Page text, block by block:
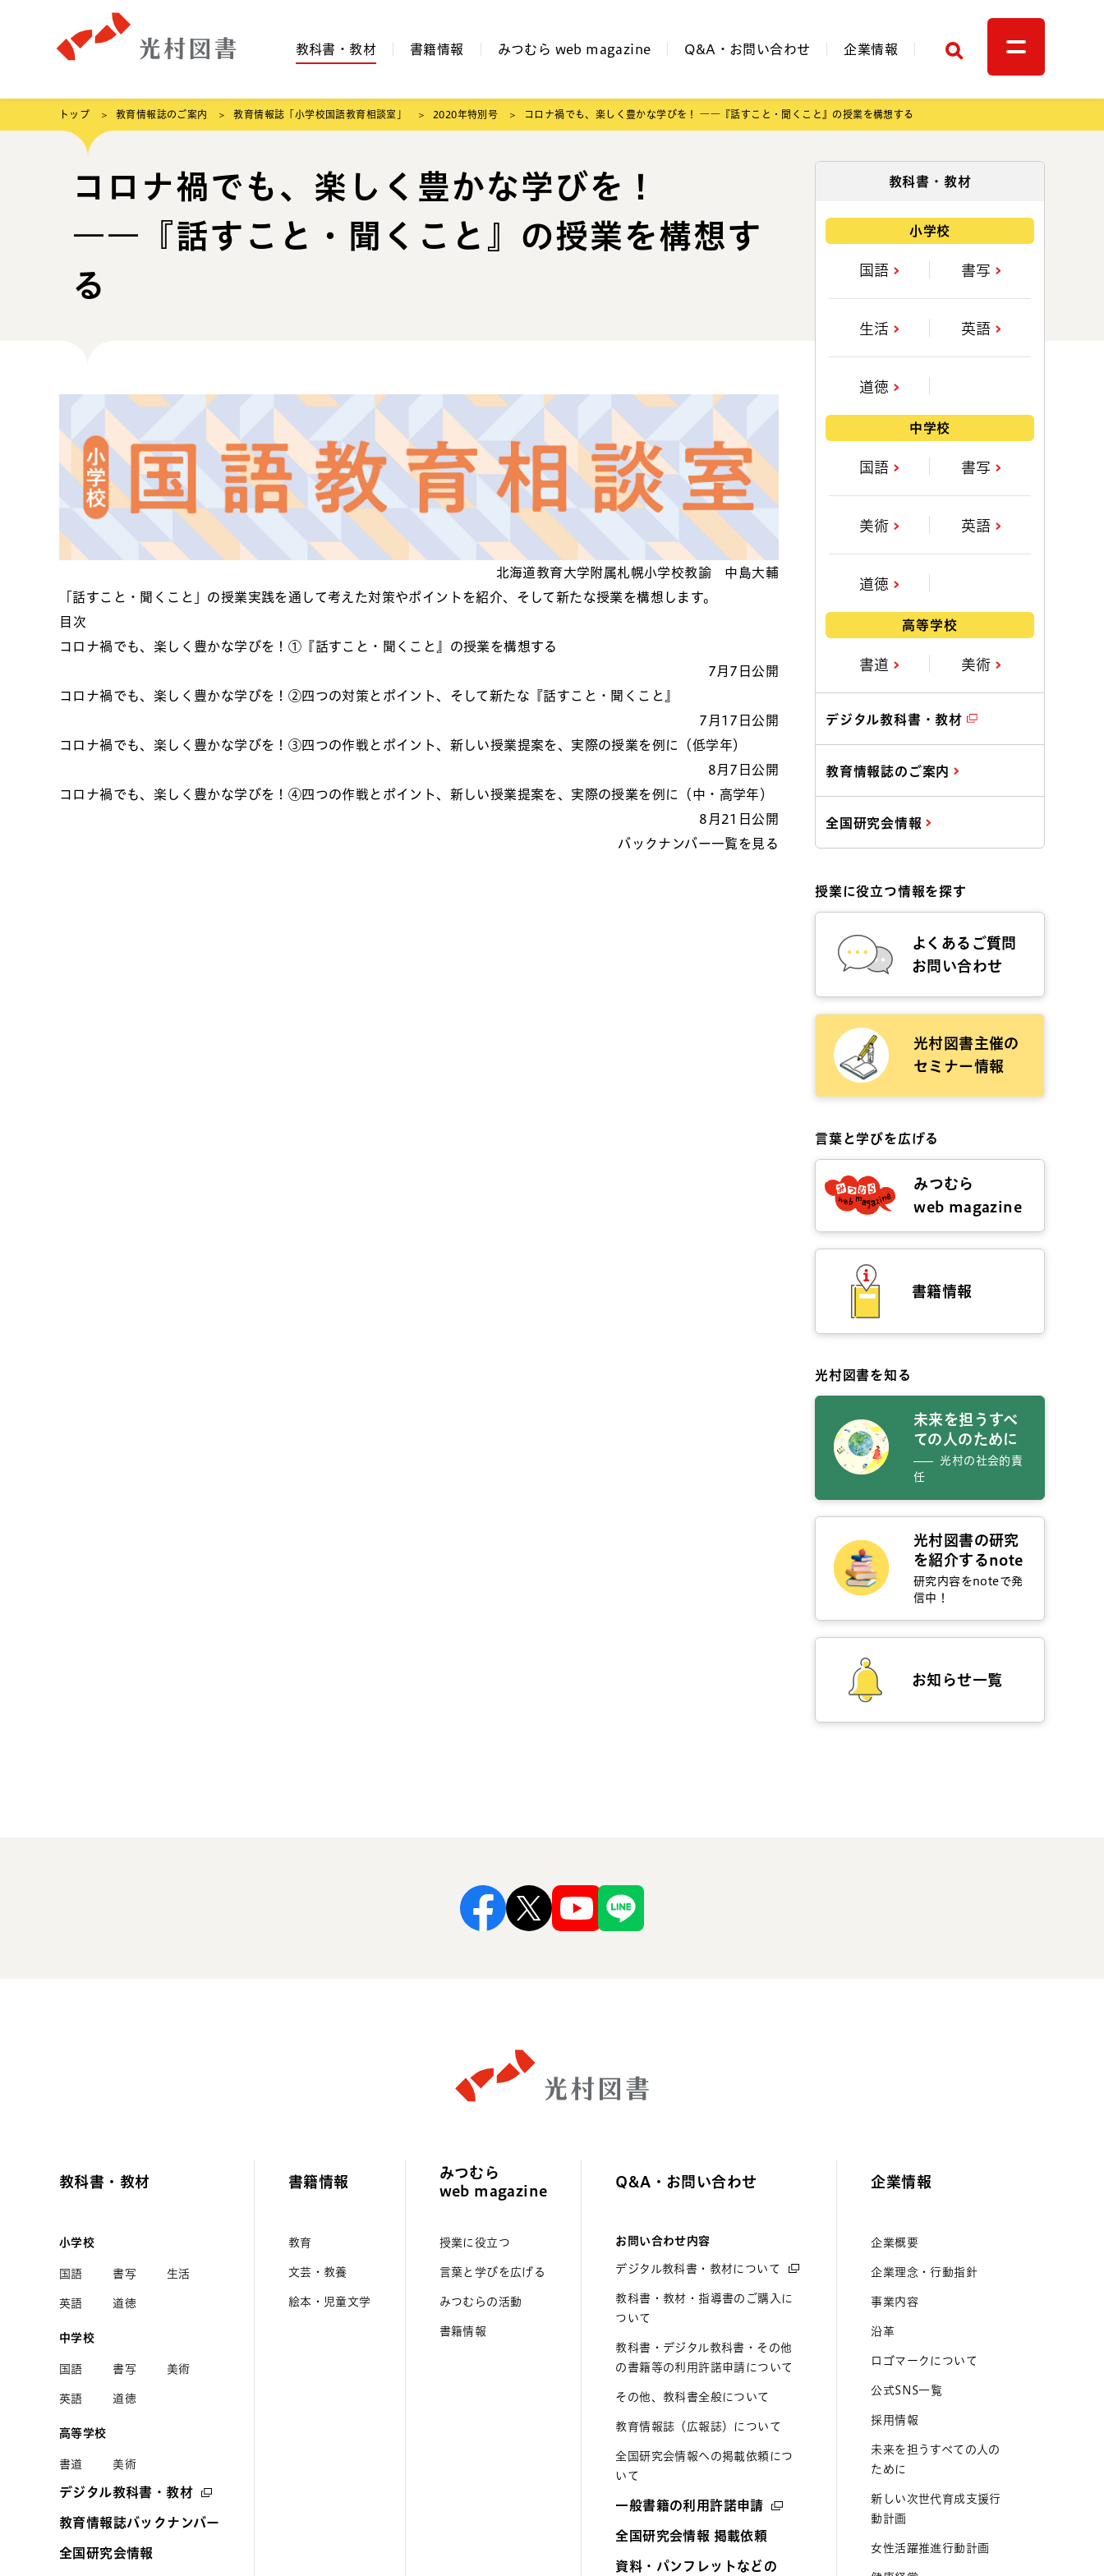
教科書・教材 書籍情報 みつむら web magazine Q&A・お問い合わせ 企業情報 検索
トップ 教育情報誌のご案内 教育情報誌「小学校国語教育相談室」 2020年特別号 コロナ禍でも、楽しく豊かな学びを！ ――『話すこと・聞くこと』の授業を構想する
コロナ禍でも、楽しく豊かな学びを！
――『話すこと・聞くこと』の授業を構想す
る
北海道教育大学附属札幌小学校教諭 中島大輔
「話すこと・聞くこと」の授業実践を通して考えた対策やポイントを紹介、そして新たな授業を構想します。
目次
コロナ禍でも、楽しく豊かな学びを！①『話すこと・聞くこと』の授業を構想する
7月7日公開
コロナ禍でも、楽しく豊かな学びを！②四つの対策とポイント、そして新たな『話すこと・聞くこと』
7月17日公開
コロナ禍でも、楽しく豊かな学びを！③四つの作戦とポイント、新しい授業提案を、実際の授業を例に（低学年）
8月7日公開
コロナ禍でも、楽しく豊かな学びを！④四つの作戦とポイント、新しい授業提案を、実際の授業を例に（中・高学年）
8月21日公開
バックナンバー一覧を見る
教科書・教材
小学校
国語 書写
生活 英語
道徳
中学校
国語 書写
美術 英語
道徳
高等学校
書道 美術
デジタル教科書・教材
教育情報誌のご案内
全国研究会情報
授業に役立つ情報を探す
よくあるご質問
お問い合わせ
光村図書主催の
セミナー情報
言葉と学びを広げる
みつむら
web magazine
書籍情報
光村図書を知る
未来を担うすべ
ての人のために
光村の社会的責
任
光村図書の研究
を紹介するnote
研究内容をnoteで発
信中！
お知らせ一覧
教科書・教材
小学校
国語 書写 生活
英語 道徳
中学校
国語 書写 美術
英語 道徳
高等学校
書道 美術
デジタル教科書・教材
教育情報誌バックナンバー
全国研究会情報
書籍情報
教育
文芸・教養
絵本・児童文学
みつむら
web magazine
授業に役立つ
言葉と学びを広げる
みつむらの活動
書籍情報
Q&A・お問い合わせ
お問い合わせ内容
デジタル教科書・教材について
教科書・教材・指導書のご購入に
ついて
教科書・デジタル教科書・その他
の書籍等の利用許諾申請について
その他、教科書全般について
教育情報誌（広報誌）について
全国研究会情報への掲載依頼につ
いて
一般書籍の利用許諾申請
全国研究会情報 掲載依頼
資料・パンフレットなどの
企業情報
企業概要
企業理念・行動指針
事業内容
沿革
ロゴマークについて
公式SNS一覧
採用情報
未来を担うすべての人の
ために
新しい次世代育成支援行
動計画
女性活躍推進行動計画